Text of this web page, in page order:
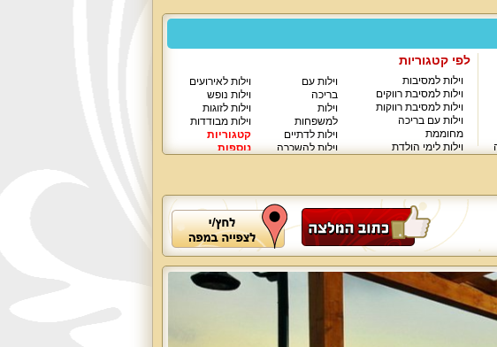
לפי קטגוריות
וילות למסיבות
וילות למסיבת רווקים
וילות למסיבת רווקות
וילות עם בריכה
מחוממת
וילות לימי הולדת
וילות עם
בריכה
וילות
למשפחות
וילות לדתיים
וילות להשכרה
וילות לאירועים
וילות נופש
וילות לזוגות
וילות מבודדות
קטגוריות
נוספות